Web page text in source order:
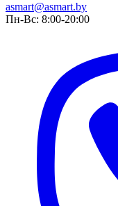
asmart@asmart.by
Пн-Вс: 8:00-20:00